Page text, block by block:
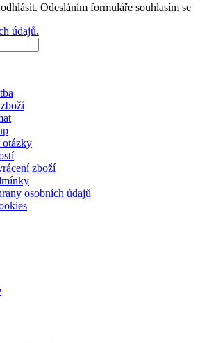
Odesláním formuláře souhlasím se
údajů.
otázky
zboží
osobních údajů